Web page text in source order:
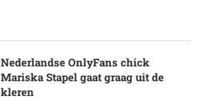
Nederlandse OnlyFans chick
Mariska Stapel gaat graag uit de
kleren